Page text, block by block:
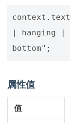
| hanging |
属性值
值